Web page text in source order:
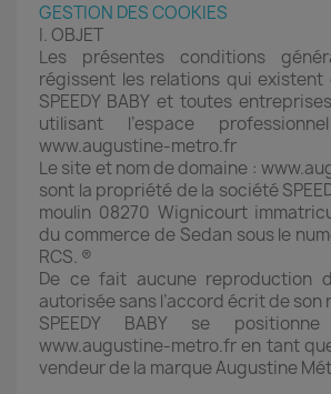
GESTION DES COOKIES
I. OBJET
Les présentes conditions
régissent les relations qui
SPEEDY BABY et toutes
utilisant l’espace
www.augustine-metro.fr
Le site et nom de domaine :
sont la propriété de la société
moulin 08270 Wignicourt
du commerce de Sedan sous le
RCS. ®
De ce fait aucune reproduction
autorisée sans l’accord écrit de
SPEEDY BABY se
www.augustine-metro.fr en tant
vendeur de la marque Augustine